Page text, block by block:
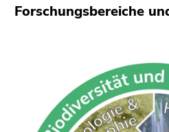
Forschungsbereiche